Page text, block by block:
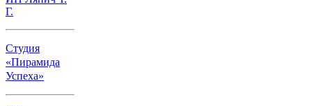
Г.
Студия
«Пирамида
Успеха»